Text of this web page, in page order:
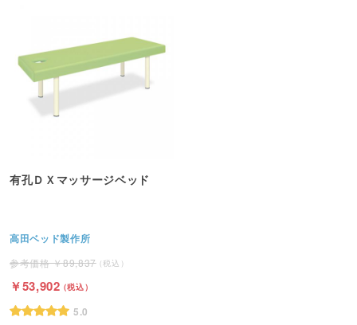
有孔ＤＸマッサージベッド
高田ベッド製作所
89,837
53,902
5.0